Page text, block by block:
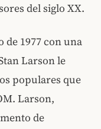
del siglo XX.
1977 con una
Larson le
populares que
Larson,
de